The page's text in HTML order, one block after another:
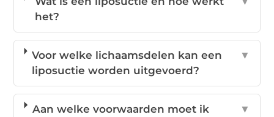
het?
Voor welke lichaamsdelen kan een
liposuctie worden uitgevoerd?
▼
Aan welke voorwaarden moet ik
▼